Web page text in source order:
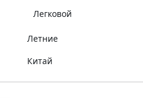
Легковой
Летние
Китай